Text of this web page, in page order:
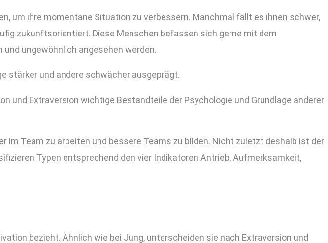
um ihre momentane Situation zu verbessern. Manchmal fällt es ihnen schwer,
zukunftsorientiert. Diese Menschen befassen sich gerne mit dem
ungewöhnlich angesehen werden.
stärker und andere schwächer ausgeprägt.
und Extraversion wichtige Bestandteile der Psychologie und Grundlage anderer
Team zu arbeiten und bessere Teams zu bilden. Nicht zuletzt deshalb ist der
Typen entsprechend den vier Indikatoren Antrieb, Aufmerksamkeit,
bezieht. Ähnlich wie bei Jung, unterscheiden sie nach Extraversion und